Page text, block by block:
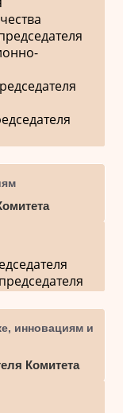
инновациям и
Комитета